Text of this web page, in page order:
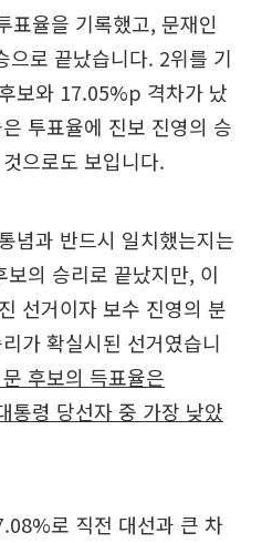
율을 기록했고, 문재인
으로 끝났습니다. 2위를 기
보와 17.05%p 격차가 났
투표율에 진보 진영의 승
으로도 보입니다.
념과 반드시 일치했는지는
의 승리로 끝났지만, 이
선거이자 보수 진영의 분
가 확실시된 선거였습니
후보의 득표율은
통령 당선자 중 가장 낮았
로 직전 대선과 큰 차